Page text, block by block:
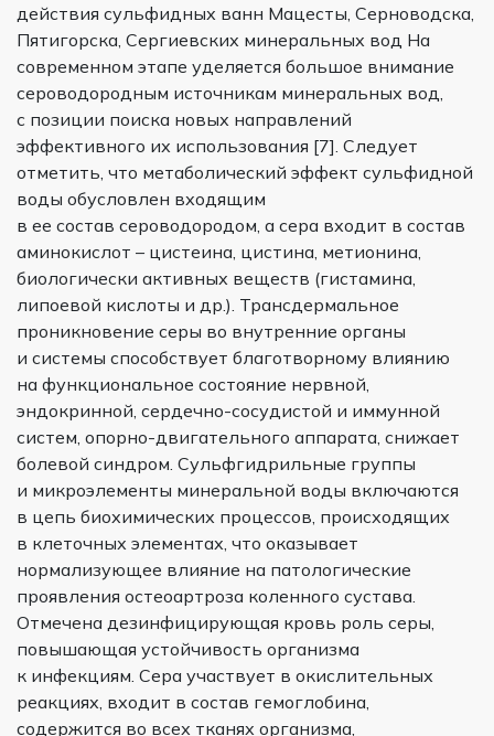
действия сульфидных ванн Мацесты, Серноводска,
Пятигорска, Сергиевских минеральных вод На
современном этапе уделяется большое внимание
сероводородным источникам минеральных вод,
с позиции поиска новых направлений
эффективного их использования [7]. Следует
отметить, что метаболический эффект сульфидной
воды обусловлен входящим
в ее состав сероводородом, а сера входит в состав
аминокислот – цистеина, цистина, метионина,
биологически активных веществ (гистамина,
липоевой кислоты и др.). Трансдермальное
проникновение серы во внутренние органы
и системы способствует благотворному влиянию
на функциональное состояние нервной,
эндокринной, сердечно-сосудистой и иммунной
систем, опорно-двигательного аппарата, снижает
болевой синдром. Сульфгидрильные группы
и микроэлементы минеральной воды включаются
в цепь биохимических процессов, происходящих
в клеточных элементах, что оказывает
нормализующее влияние на патологические
проявления остеоартроза коленного сустава.
Отмечена дезинфицирующая кровь роль серы,
повышающая устойчивость организма
к инфекциям. Сера участвует в окислительных
реакциях, входит в состав гемоглобина,
содержится во всех тканях организма,